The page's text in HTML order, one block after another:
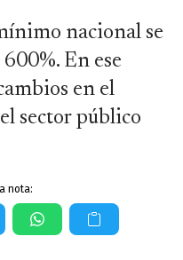
nacional se
En ese
en el
sector público
nota: